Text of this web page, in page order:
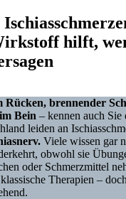
hilft,
Rücken, brennender
Bein – kennen auch
leiden an
Viele wissen gar
obwohl sie
oder Schmerzmittel
Therapien –